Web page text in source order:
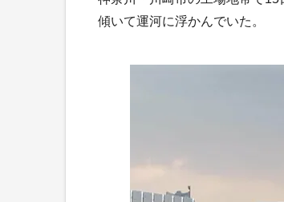
傾いて運河に浮かんでいた。